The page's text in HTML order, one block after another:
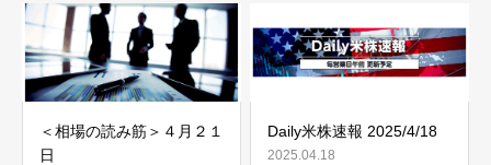
＜相場の読み筋＞４月２１
日
Daily米株速報 2025/4/18
2025.04.18